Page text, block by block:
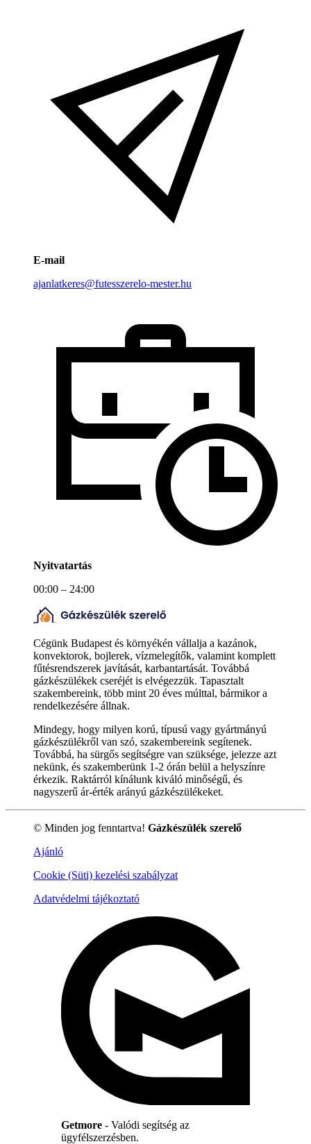
E-mail
ajanlatkeres@futesszerelo-mester.hu
Nyitvatartás
00:00 – 24:00
Cégünk Budapest és környékén vállalja a kazánok,
konvektorok, bojlerek, vízmelegítők, valamint komplett
fűtésrendszerek javítását, karbantartását. Továbbá
gázkészülékek cseréjét is elvégezzük. Tapasztalt
szakembereink, több mint 20 éves múlttal, bármikor a
rendelkezésére állnak.
Mindegy, hogy milyen korú, típusú vagy gyártmányú
gázkészülékről van szó, szakembereink segítenek.
Továbbá, ha sürgős segítségre van szüksége, jelezze azt
nekünk, és szakemberünk 1-2 órán belül a helyszínre
érkezik. Raktárról kínálunk kiváló minőségű, és
nagyszerű ár-érték arányú gázkészülékeket.
© Minden jog fenntartva! Gázkészülék szerelő
Ajánló
Cookie (Süti) kezelési szabályzat
Adatvédelmi tájékoztató
Getmore - Valódi segítség az
ügyfélszerzésben.